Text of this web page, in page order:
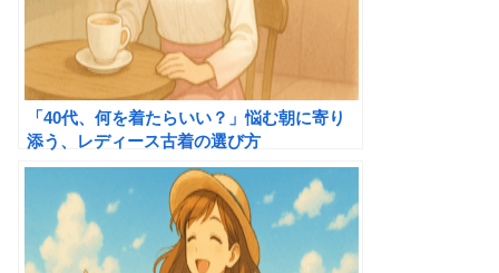
「40代、何を着たらいい？」悩む朝に寄り
添う、レディース古着の選び方